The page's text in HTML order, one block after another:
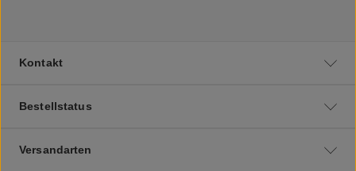
Kontakt
Bestellstatus
Versandarten